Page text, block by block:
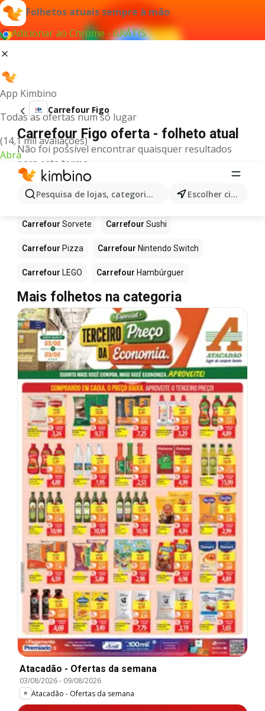
Folhetos atuais sempre à mão
Adicionar ao Chrome - GRÁTIS
App Kimbino
Todas as ofertas num só lugar
(14,1 mil avaliações)
Abra
Pesquisa de lojas, categorias,produtos... Escolher cidade
Carrefour Figo
Carrefour Figo oferta - folheto atual
Não foi possível encontrar quaisquer resultados
para este termo.
Mais produtos em Carrefour
CarrefourCafé CarrefourCelulares
Carrefour Sorvete Carrefour Sushi
Carrefour Pizza Carrefour Nintendo Switch
Carrefour LEGO Carrefour Hambúrguer
Mais folhetos na categoria
Atacadão - Ofertas da semana
03/08/2026- 09/08/2026
Atacadão - Ofertas da semana